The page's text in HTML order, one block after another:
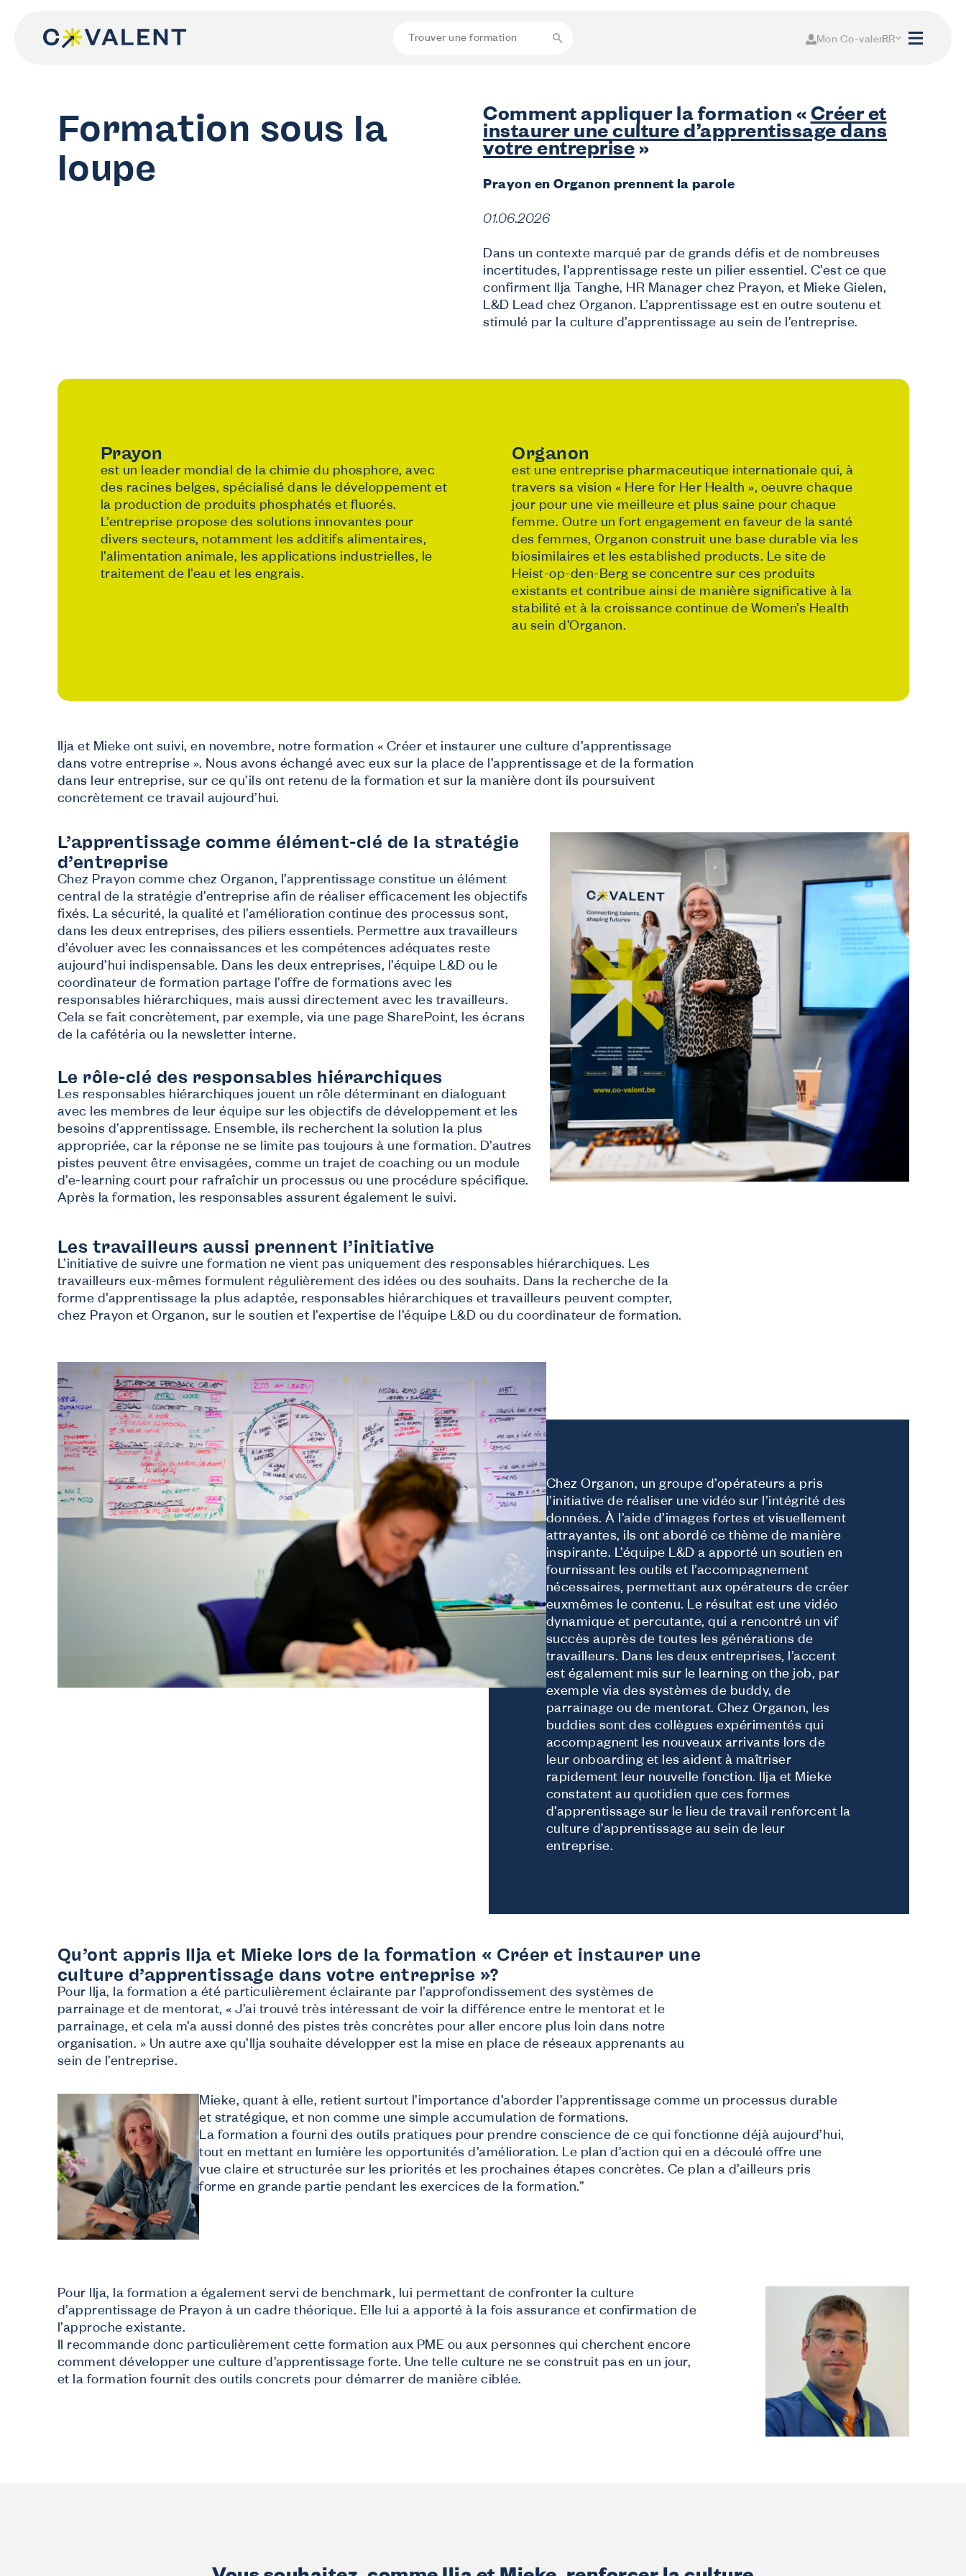
content
Mon Co-valentFR
Nous aidons
Je suis employeur
Informations sur vos droits de formation et l’apprentissage tout au long de la vie.
Je suis demandeur d’emploi ou étudiant
Nous offrons
Formations
Formations gratuites adaptées aux besoins du secteur.
Soutien financier
Demandez des subsides à Co-valent pour vos initiatives de formation.
Informations sur des thèmes comme le checkcompétences, la diversité, …
Nous informons
Sur nous
FAQ
Contact
Inspiration du secteur
Formation sous la
loupe
Comment appliquer la formation «Créer et
instaurer une culture d’apprentissage dans
votre entreprise »
Prayon en Organon prennent la parole
01.06.2026
Dans un contexte marqué par de grands défis et de nombreuses
incertitudes, l’apprentissage reste un pilier essentiel. C’est ce que
confirment Ilja Tanghe, HR Manager chez Prayon, et Mieke Gielen,
L&D Lead chez Organon. L’apprentissage est en outre soutenu et
stimulé par la culture d’apprentissage au sein de l’entreprise.
Prayon
est un leader mondial de la chimie du phosphore, avec
des racines belges, spécialisé dans le développement et
la production de produits phosphatés et fluorés.
L’entreprise propose des solutions innovantes pour
divers secteurs, notamment les additifs alimentaires,
l’alimentation animale, les applications industrielles, le
traitement de l’eau et les engrais.
Organon
est une entreprise pharmaceutique internationale qui, à
travers sa vision « Here for Her Health », oeuvre chaque
jour pour une vie meilleure et plus saine pour chaque
femme. Outre un fort engagement en faveur de la santé
des femmes, Organon construit une base durable via les
biosimilaires et les established products. Le site de
Heist-op-den-Berg se concentre sur ces produits
existants et contribue ainsi de manière significative à la
stabilité et à la croissance continue de Women’s Health
au sein d’Organon.
Ilja et Mieke ont suivi, en novembre, notre formation « Créer et instaurer une culture d’apprentissage
dans votre entreprise ». Nous avons échangé avec eux sur la place de l’apprentissage et de la formation
dans leur entreprise, sur ce qu’ils ont retenu de la formation et sur la manière dont ils poursuivent
concrètement ce travail aujourd’hui.
L’apprentissage comme élément-clé de la stratégie
d’entreprise
Chez Prayon comme chez Organon, l’apprentissage constitue un élément
central de la stratégie d’entreprise afin de réaliser efficacement les objectifs
fixés. La sécurité, la qualité et l’amélioration continue des processus sont,
dans les deux entreprises, des piliers essentiels. Permettre aux travailleurs
d’évoluer avec les connaissances et les compétences adéquates reste
aujourd’hui indispensable. Dans les deux entreprises, l’équipe L&D ou le
coordinateur de formation partage l’offre de formations avec les
responsables hiérarchiques, mais aussi directement avec les travailleurs.
Cela se fait concrètement, par exemple, via une page SharePoint, les écrans
de la cafétéria ou la newsletter interne.
Le rôle-clé des responsables hiérarchiques
Les responsables hiérarchiques jouent un rôle déterminant en dialoguant
avec les membres de leur équipe sur les objectifs de développement et les
besoins d’apprentissage. Ensemble, ils recherchent la solution la plus
appropriée, car la réponse ne se limite pas toujours à une formation. D’autres
pistes peuvent être envisagées, comme un trajet de coaching ou un module
d’e-learning court pour rafraîchir un processus ou une procédure spécifique.
Après la formation, les responsables assurent également le suivi.
Les travailleurs aussi prennent l’initiative
L’initiative de suivre une formation ne vient pas uniquement des responsables hiérarchiques. Les
travailleurs eux-mêmes formulent régulièrement des idées ou des souhaits. Dans la recherche de la
forme d’apprentissage la plus adaptée, responsables hiérarchiques et travailleurs peuvent compter,
chez Prayon et Organon, sur le soutien et l’expertise de l’équipe L&D ou du coordinateur de formation.
Chez Organon, un groupe d’opérateurs a pris
l’initiative de réaliser une vidéo sur l’intégrité des
données. À l’aide d’images fortes et visuellement
attrayantes, ils ont abordé ce thème de manière
inspirante. L’équipe L&D a apporté un soutien en
fournissant les outils et l’accompagnement
nécessaires, permettant aux opérateurs de créer
euxmêmes le contenu. Le résultat est une vidéo
dynamique et percutante, qui a rencontré un vif
succès auprès de toutes les générations de
travailleurs. Dans les deux entreprises, l’accent
est également mis sur le learning on the job, par
exemple via des systèmes de buddy, de
parrainage ou de mentorat. Chez Organon, les
buddies sont des collègues expérimentés qui
accompagnent les nouveaux arrivants lors de
leur onboarding et les aident à maîtriser
rapidement leur nouvelle fonction. Ilja et Mieke
constatent au quotidien que ces formes
d’apprentissage sur le lieu de travail renforcent la
culture d’apprentissage au sein de leur
entreprise.
Qu’ont appris Ilja et Mieke lors de la formation « Créer et instaurer une
culture d’apprentissage dans votre entreprise »?
Pour Ilja, la formation a été particulièrement éclairante par l’approfondissement des systèmes de
parrainage et de mentorat, « J’ai trouvé très intéressant de voir la différence entre le mentorat et le
parrainage, et cela m’a aussi donné des pistes très concrètes pour aller encore plus loin dans notre
organisation. » Un autre axe qu’Ilja souhaite développer est la mise en place de réseaux apprenants au
sein de l’entreprise.
Mieke, quant à elle, retient surtout l’importance d’aborder l’apprentissage comme un processus durable
et stratégique, et non comme une simple accumulation de formations.
La formation a fourni des outils pratiques pour prendre conscience de ce qui fonctionne déjà aujourd’hui,
tout en mettant en lumière les opportunités d’amélioration. Le plan d’action qui en a découlé offre une
vue claire et structurée sur les priorités et les prochaines étapes concrètes. Ce plan a d’ailleurs pris
forme en grande partie pendant les exercices de la formation.”
Pour Ilja, la formation a également servi de benchmark, lui permettant de confronter la culture
d’apprentissage de Prayon à un cadre théorique. Elle lui a apporté à la fois assurance et confirmation de
l’approche existante.
Il recommande donc particulièrement cette formation aux PME ou aux personnes qui cherchent encore
comment développer une culture d’apprentissage forte. Une telle culture ne se construit pas en un jour,
et la formation fournit des outils concrets pour démarrer de manière ciblée.